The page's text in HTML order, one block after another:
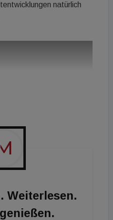
natürlich
Weiterlesen.